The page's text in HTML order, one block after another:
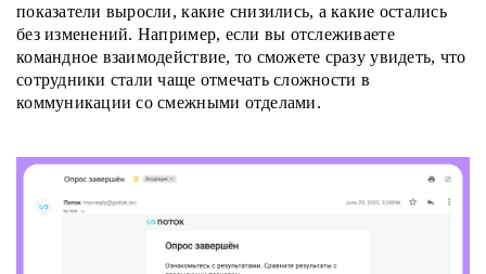
показатели выросли, какие снизились, а какие остались
без изменений. Например, если вы отслеживаете
командное взаимодействие, то сможете сразу увидеть, что
сотрудники стали чаще отмечать сложности в
коммуникации со смежными отделами.